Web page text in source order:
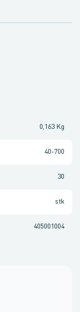
0,163 Kg
40-700
30
stk
405001004